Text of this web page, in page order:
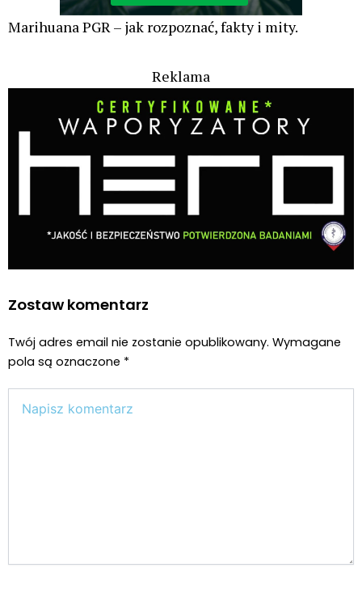
Marihuana PGR – jak rozpoznać, fakty i mity.
Reklama
Zostaw komentarz
Twój adres email nie zostanie opublikowany. Wymagane
pola są oznaczone *
tutaj..